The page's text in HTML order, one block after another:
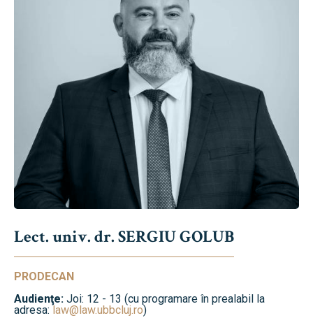
Lect. univ. dr. SERGIU GOLUB
PRODECAN
Audienţe: Joi: 12 - 13 (cu programare în prealabil la
adresa:law@law.ubbcluj.ro)